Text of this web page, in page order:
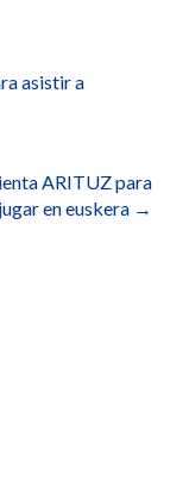
asistir a
ARITUZ para
jugar en euskera →